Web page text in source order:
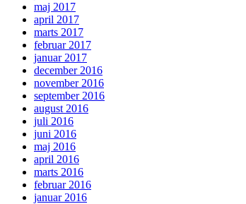
maj 2017
april 2017
marts 2017
februar 2017
januar 2017
december 2016
november 2016
september 2016
august 2016
juli 2016
juni 2016
maj 2016
april 2016
marts 2016
februar 2016
januar 2016